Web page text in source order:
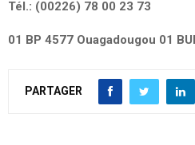
Tél.: (00226) 78 00 23 73
01 BP 4577 Ouagadougou 01
PARTAGER